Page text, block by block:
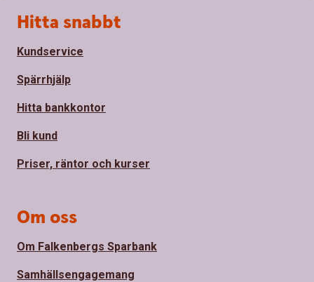
Sidfot
Hitta snabbt
Kundservice
Spärrhjälp
Hitta bankkontor
Bli kund
Priser, räntor och kurser
Om oss
Om Falkenbergs Sparbank
Samhällsengagemang